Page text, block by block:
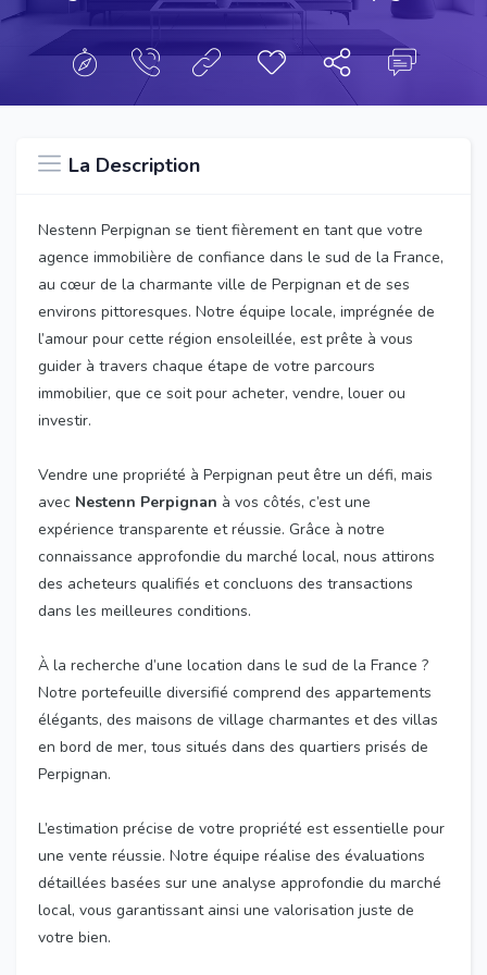
La Description
Nestenn Perpignan se tient fièrement en tant que votre
agence immobilière de confiance dans le sud de la France,
au cœur de la charmante ville de Perpignan et de ses
environs pittoresques. Notre équipe locale, imprégnée de
l’amour pour cette région ensoleillée, est prête à vous
guider à travers chaque étape de votre parcours
immobilier, que ce soit pour acheter, vendre, louer ou
investir.
Vendre une propriété à Perpignan peut être un défi, mais
avec Nestenn Perpignan à vos côtés, c’est une
expérience transparente et réussie. Grâce à notre
connaissance approfondie du marché local, nous attirons
des acheteurs qualifiés et concluons des transactions
dans les meilleures conditions.
À la recherche d’une location dans le sud de la France ?
Notre portefeuille diversifié comprend des appartements
élégants, des maisons de village charmantes et des villas
en bord de mer, tous situés dans des quartiers prisés de
Perpignan.
L’estimation précise de votre propriété est essentielle pour
une vente réussie. Notre équipe réalise des évaluations
détaillées basées sur une analyse approfondie du marché
local, vous garantissant ainsi une valorisation juste de
votre bien.